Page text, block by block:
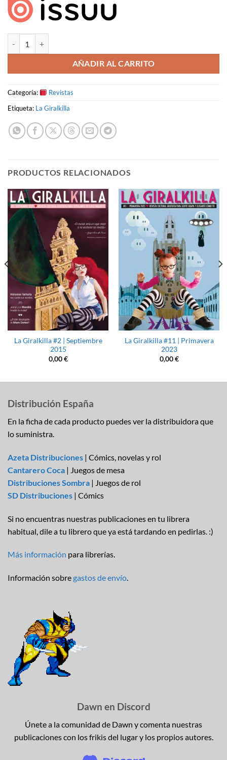
AÑADIR AL CARRITO
Categoría:
Revistas
Etiqueta: La Giralkilla
PRODUCTOS RELACIONADOS
La Giralkilla #2 | Septiembre
2015
0,00€
La Giralkilla #11 | Primavera
2023
0,00€
Distribución España
En la ficha de cada producto puedes ver la distribuidora que
lo suministra.
Azeta Distribuciones | Cómics, novelas y rol
Cantarero Coca | Juegos de mesa
Distribuciones Sombra | Juegos de rol
SD Distribuciones | Cómics
Si no encuentras nuestras publicaciones en tu librera
habitual, dile a tu librero que ya está tardando en pedirlas. :)
Más información para librerías.
Información sobregastos de envío.
Dawn en Discord
Únete a la comunidad de Dawn y comenta nuestras
publicaciones con los frikis del lugar y los propios autores.